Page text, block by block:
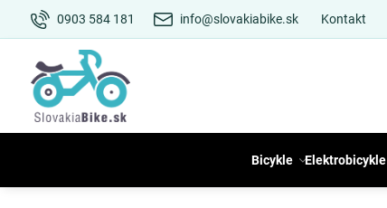
0903 584 181 info@slovakiabike.sk Kontakt
Bicykle Elektrobicykle